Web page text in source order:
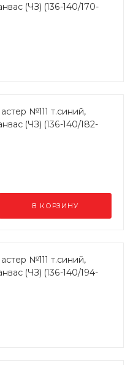
(ЧЗ) (136-140/170-
№111 т.синий,
(ЧЗ) (136-140/182-
В КОРЗИНУ
№111 т.синий,
(ЧЗ) (136-140/194-